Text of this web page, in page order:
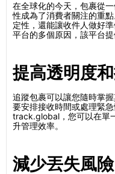
在全球化的今天，包裹從
性成為了消費者關注的重
定性，還能讓收件人做好
平台的多個原因，該平台
提高透明度
追蹤包裹可以讓您隨時掌
要安排接收時間或處理緊
track.global，您可以在單
升管理效率。
減少丟失風險